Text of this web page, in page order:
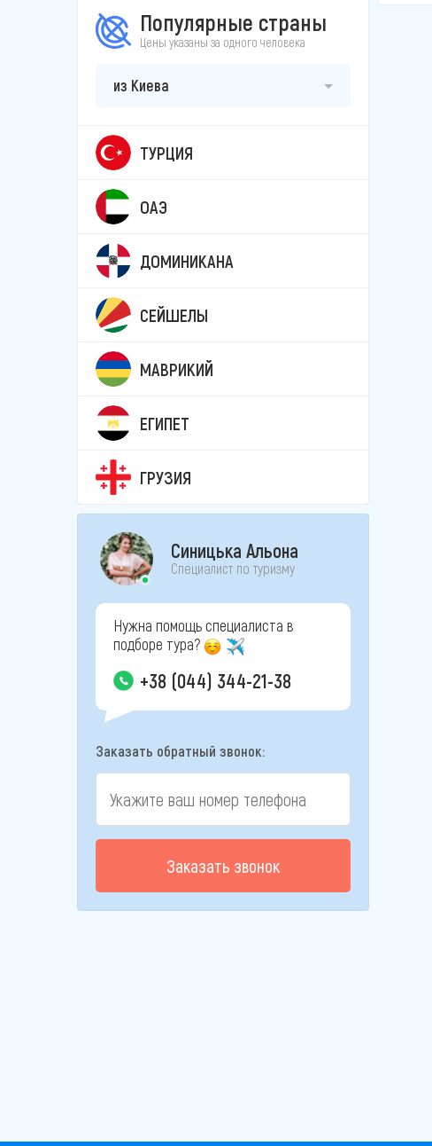
Популярные страны
Цены указаны за одного человека
из Киева
ТУРЦИЯ
ОАЭ
ДОМИНИКАНА
СЕЙШЕЛЫ
МАВРИКИЙ
ЕГИПЕТ
ГРУЗИЯ
Синицька Альона
Специалист по туризму
Нужна помощь специалиста в
подборе тура?
+38 (044) 344-21-38
Заказать обратный звонок:
Заказать звонок